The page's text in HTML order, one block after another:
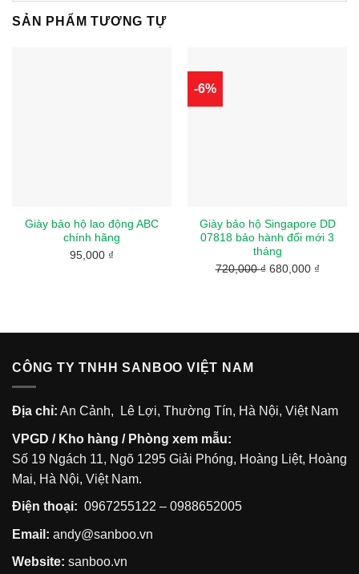
SẢN PHẨM TƯƠNG TỰ
Giày bảo hộ lao động ABC
chính hãng
95,000 ₫
-6%
Giày bảo hộ Singapore DD
07818 bảo hành đổi mới 3
tháng
720,000₫ Giá
680,000 ₫
CÔNG TY TNHH SANBOO VIỆT NAM
Địa chỉ: An Cảnh, Lê Lợi, Thường Tín, Hà Nội, Việt Nam
VPGD / Kho hàng / Phòng xem mẫu:
Số 19 Ngách 11, Ngõ 1295 Giải Phóng, Hoàng Liệt, Hoàng
Mai, Hà Nội, Việt Nam.
Điện thoại: 0967255122 – 0988652005
Email: andy@sanboo.vn
Website: sanboo.vn